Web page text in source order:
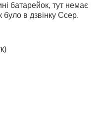
батарейок, тут немає
було в дзвінку Ссер.